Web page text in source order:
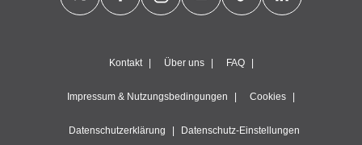
Kontakt Über uns FAQ
Impressum & Nutzungsbedingungen Cookies
Datenschutzerklärung Datenschutz-Einstellungen